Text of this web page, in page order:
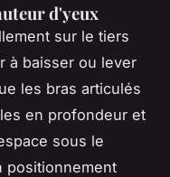
d'yeux
sur le tiers
à baisser ou lever
les bras articulés
en profondeur et
sous le
positionnement